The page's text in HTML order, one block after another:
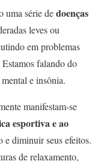
uma série dedoenças
leves ou
em problemas
falando do
e insônia.
manifestam-se
esportiva e ao
e diminuir seus efeitos.
de relaxamento,